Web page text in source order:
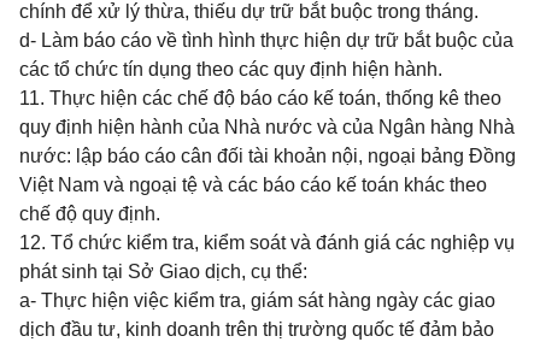
chính để xử lý thừa, thiếu dự trữ bắt buộc trong tháng.
d- Làm báo cáo về tình hình thực hiện dự trữ bắt buộc của
các tổ chức tín dụng theo các quy định hiện hành.
11. Thực hiện các chế độ báo cáo kế toán, thống kê theo
quy định hiện hành của Nhà nước và của Ngân hàng Nhà
nước: lập báo cáo cân đối tài khoản nội, ngoại bảng Đồng
Việt Nam và ngoại tệ và các báo cáo kế toán khác theo
chế độ quy định.
12. Tổ chức kiểm tra, kiểm soát và đánh giá các nghiệp vụ
phát sinh tại Sở Giao dịch, cụ thể:
a- Thực hiện việc kiểm tra, giám sát hàng ngày các giao
dịch đầu tư, kinh doanh trên thị trường quốc tế đảm bảo